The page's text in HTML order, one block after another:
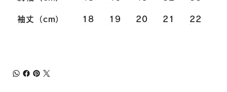
袖丈（cm） 18 19 20 21 22